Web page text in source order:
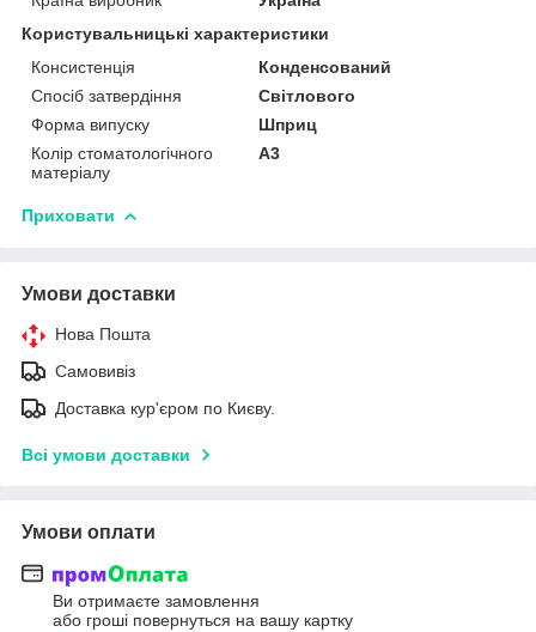
Користувальницькі характеристики
Консистенція
Конденсований
Спосіб затвердіння
Світлового
Форма випуску
Шприц
Колір стоматологічного
матеріалу
A3
Приховати
Умови доставки
Нова Пошта
Самовивіз
Доставка кур'єром по Києву.
Всі умови доставки
Умови оплати
Ви отримаєте замовлення
або гроші повернуться на вашу картку